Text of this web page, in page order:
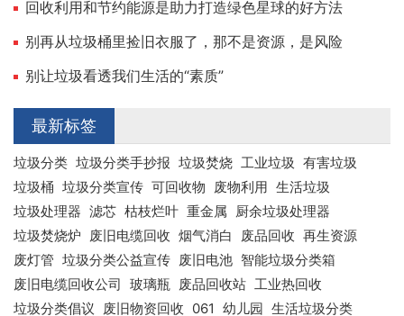
回收利用和节约能源是助力打造绿色星球的好方法
别再从垃圾桶里捡旧衣服了，那不是资源，是风险
别让垃圾看透我们生活的“素质”
最新标签
垃圾分类 垃圾分类手抄报 垃圾焚烧 工业垃圾 有害垃圾
垃圾桶 垃圾分类宣传 可回收物 废物利用 生活垃圾
垃圾处理器 滤芯 枯枝烂叶 重金属
厨余垃圾处理器
垃圾焚烧炉
废旧电缆回收 烟气消白 废品回收 再生资源
废灯管 垃圾分类公益宣传 废旧电池 智能垃圾分类箱
废旧电缆回收公司 玻璃瓶 废品回收站 工业热回收
垃圾分类倡议
废旧物资回收 061 幼儿园 生活垃圾分类